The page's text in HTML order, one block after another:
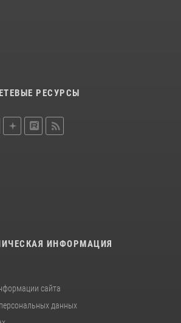
РЕСУРСЫ
ИНФОРМАЦИЯ
сайта
данных